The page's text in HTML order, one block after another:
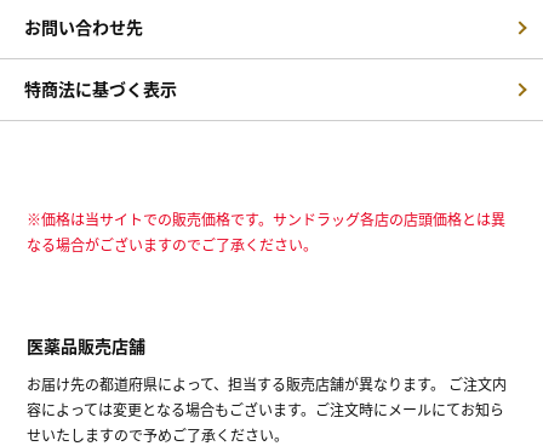
お問い合わせ先
特商法に基づく表示
※価格は当サイトでの販売価格です。サンドラッグ各店の店頭価格とは異
なる場合がございますのでご了承ください。
医薬品販売店舗
お届け先の都道府県によって、担当する販売店舗が異なります。 ご注文内
容によっては変更となる場合もございます。ご注文時にメールにてお知ら
せいたしますので予めご了承ください。